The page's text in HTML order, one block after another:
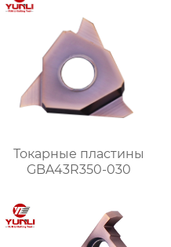
Токарные пластины
GBA43R350-030